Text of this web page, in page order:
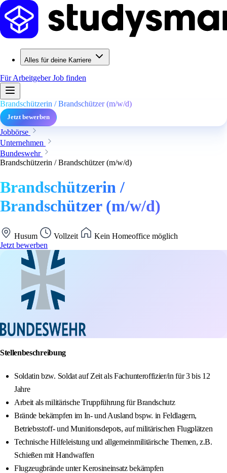
Alles für deine Karriere
Für ArbeitgeberJob finden
Brandschützerin / Brandschützer (m/w/d)
Jetzt bewerben
Jobbörse
Unternehmen
Bundeswehr
Brandschützerin / Brandschützer (m/w/d)
Brandschützerin /
Brandschützer (m/w/d)
Husum Vollzeit
Kein Homeoffice möglich
Jetzt bewerben
Stellenbeschreibung
Soldatin bzw. Soldat auf Zeit als Fachunteroffizier/in für 3 bis 12
Jahre
Arbeit als militärische Truppführung für Brandschutz
Brände bekämpfen im In- und Ausland bspw. in Feldlagern,
Betriebsstoff- und Munitionsdepots, auf militärischen Flugplätzen
Technische Hilfeleistung und allgemeinmilitärische Themen, z.B.
Schießen mit Handwaffen
Flugzeugbrände unter Kerosineinsatz bekämpfen